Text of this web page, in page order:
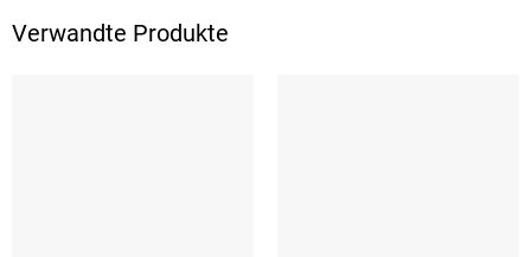
Verwandte Produkte